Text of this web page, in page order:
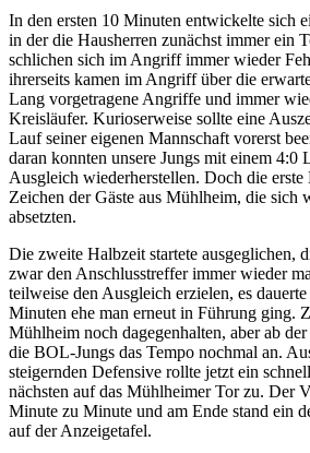
In den ersten 10 Minuten entwickelte sich
in der die Hausherren zunächst immer ein
schlichen sich im Angriff immer wieder
ihrerseits kamen im Angriff über die
Lang vorgetragene Angriffe und immer
Kreisläufer. Kurioserweise sollte eine
Lauf seiner eigenen Mannschaft vorerst
daran konnten unsere Jungs mit einem 4:0
Ausgleich wiederherstellen. Doch die erste
Zeichen der Gäste aus Mühlheim, die sich
absetzten.
Die zweite Halbzeit startete ausgeglichen,
zwar den Anschlusstreffer immer wieder
teilweise den Ausgleich erzielen, es
Minuten ehe man erneut in Führung ging.
Mühlheim noch dagegenhalten, aber ab
die BOL-Jungs das Tempo nochmal an.
steigernden Defensive rollte jetzt ein
nächsten auf das Mühlheimer Tor zu. Der
Minute zu Minute und am Ende stand ein
auf der Anzeigetafel.